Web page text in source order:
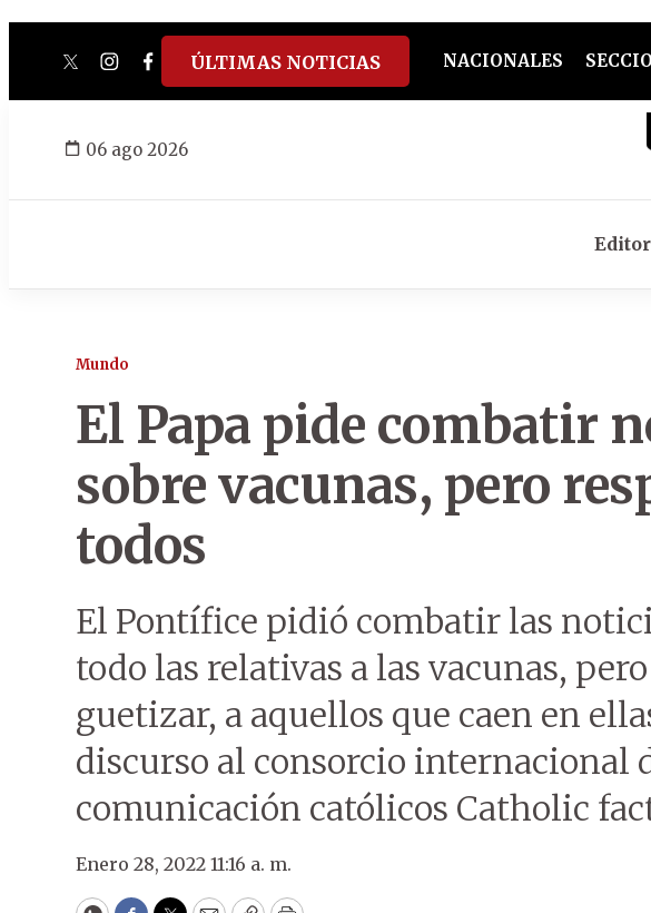
twitterinstagram
facebook
tiktokyoutube
spotify
ÚLTIMAS NOTICIAS NACIONALES
06 ago 2026
Mundo
El Papa pide combatir
sobre vacunas, pero
todos
El Pontífice pidió combatir las
todo las relativas a las vacunas,
guetizar, a aquellos que caen en
discurso al consorcio internacional
comunicación católicos Catholic
Enero 28, 2022 11:16 a. m.